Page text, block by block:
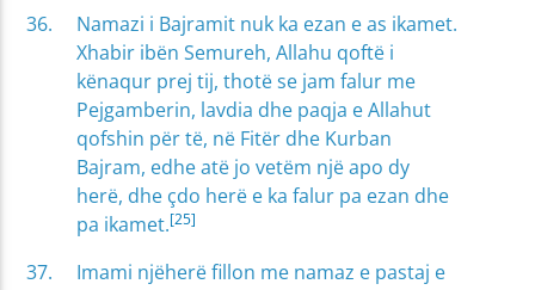
Namazi i Bajramit nuk ka ezan e as ikamet.
Xhabir ibën Semureh, Allahu qoftë i
kënaqur prej tij, thotë se jam falur me
Pejgamberin, lavdia dhe paqja e Allahut
qofshin për të, në Fitër dhe Kurban
Bajram, edhe atë jo vetëm një apo dy
herë, dhe çdo herë e ka falur pa ezan dhe
pa ikamet.[25]
Imami njëherë fillon me namaz e pastaj e